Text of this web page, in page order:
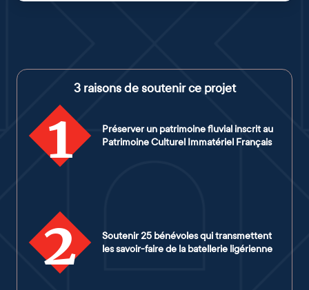
3 raisons de soutenir ce projet
1
Préserver un patrimoine fluvial inscrit au
Patrimoine Culturel Immatériel Français
2
Soutenir 25 bénévoles qui transmettent
les savoir-faire de la batellerie ligérienne